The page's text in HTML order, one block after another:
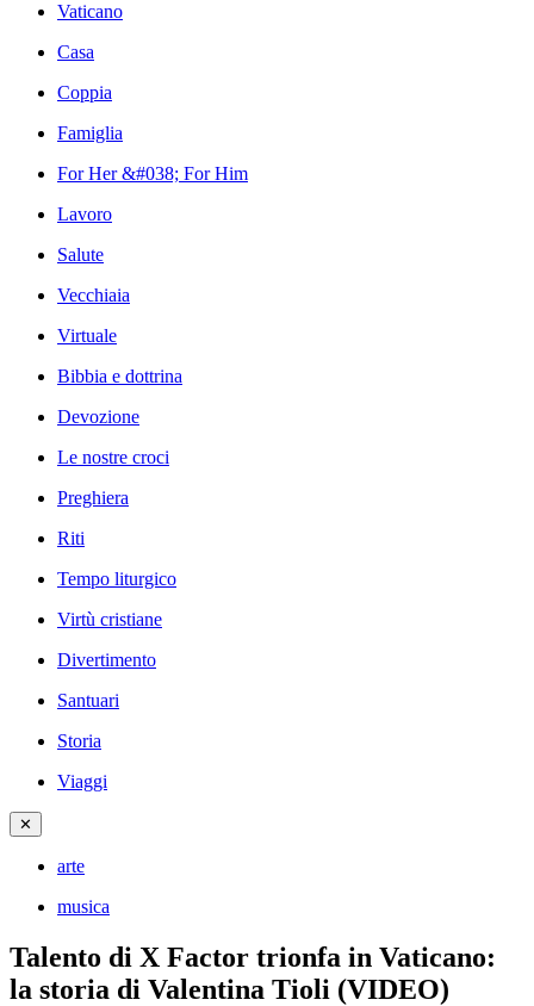
Vaticano
Casa
Coppia
Famiglia
For Her &#038; For Him
Lavoro
Salute
Vecchiaia
Virtuale
Bibbia e dottrina
Devozione
Le nostre croci
Preghiera
Riti
Tempo liturgico
Virtù cristiane
Divertimento
Santuari
Storia
Viaggi
✕
arte
musica
Talento di X Factor trionfa in Vaticano:
la storia di Valentina Tioli (VIDEO)